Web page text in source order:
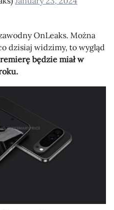
OnLeaks. Można
dzisiaj widzimy, to wygląd
będzie miał w